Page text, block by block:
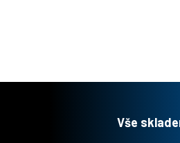
Vše